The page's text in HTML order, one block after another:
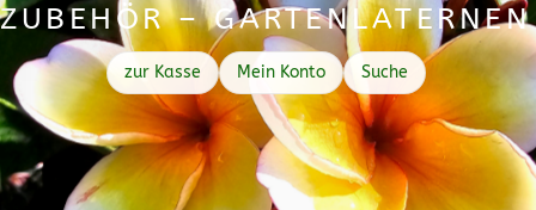
ZUBEHÖR – GARTENLATERNEN
zur Kasse Mein Konto Suche